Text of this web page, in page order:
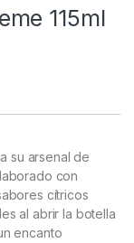
115ml
su arsenal de
con
cítricos
al abrir la botella
encanto